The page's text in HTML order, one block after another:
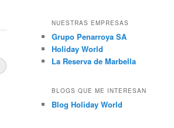
NUESTRAS EMPRESAS
Grupo Penarroya SA
Holiday World
La Reserva de Marbella
BLOGS QUE ME INTERESAN
Blog Holiday World